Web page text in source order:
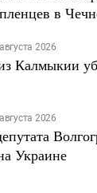
в
2026
Калмыкии
2026
Украине